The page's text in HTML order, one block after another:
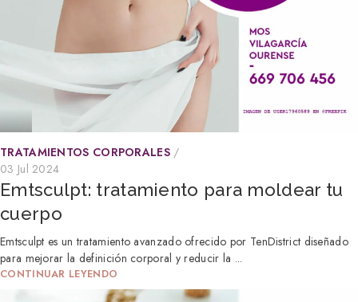
TRATAMIENTOS CORPORALES
03 Jul 2024
Emtsculpt: tratamiento para moldear tu
cuerpo
Emtsculpt es un tratamiento avanzado ofrecido por TenDistrict diseñado
para mejorar la definición corporal y reducir la ...
CONTINUAR LEYENDO